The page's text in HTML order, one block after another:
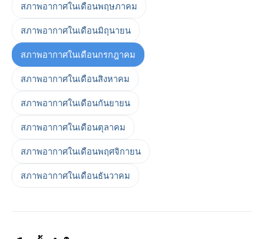
สภาพอากาศในเดือนพฤษภาคม
สภาพอากาศในเดือนมิถุนายน
สภาพอากาศในเดือนกรกฎาคม
สภาพอากาศในเดือนสิงหาคม
สภาพอากาศในเดือนกันยายน
สภาพอากาศในเดือนตุลาคม
สภาพอากาศในเดือนพฤศจิกายน
สภาพอากาศในเดือนธันวาคม